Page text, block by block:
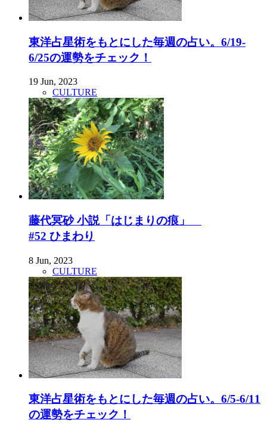
東洋占星術をもとにした毎週の占い。6/19-
6/25の運勢をチェック！
19 Jun, 2023
CULTURE
藤代冥砂 小説「はじまりの痕」
#52 ひまわり
8 Jun, 2023
CULTURE
東洋占星術をもとにした毎週の占い。6/5-6/11
の運勢をチェック！